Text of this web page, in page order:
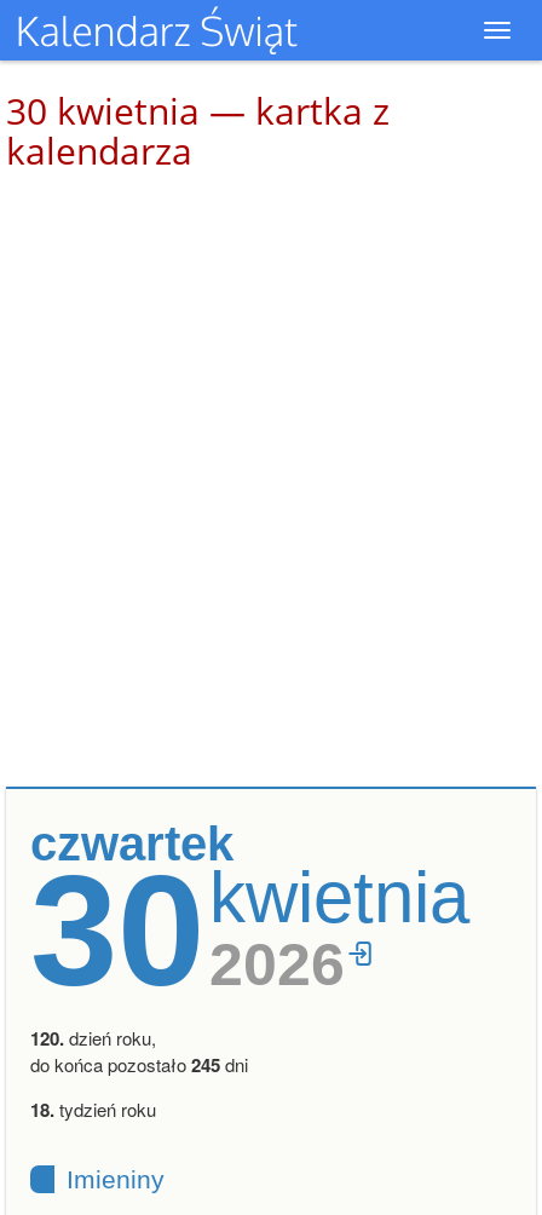
30 kwietnia — kartka z
kalendarza
czwartek
30kwietnia
2026
120.dzień roku,
do końca pozostało245dni
18.tydzień roku
Imieniny